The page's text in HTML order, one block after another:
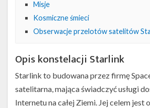
Na żywo
Szukaj
Facebook
Twitter
Kalendarze
Misje
Kosmiczne śmieci
Obserwacje przelotów satelitów
Opis konstelacji Starlink
Starlink to budowana przez firmę
satelitarna, mająca świadczyć usługi
Internetu na całej Ziemi. Jej celem jest